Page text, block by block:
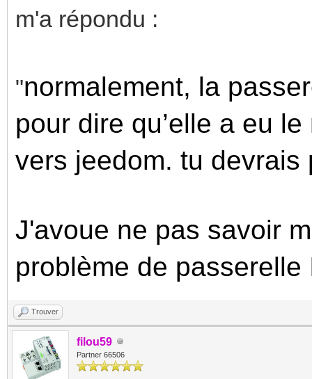
m'a répondu :
"normalement, la
pour dire qu’elle a eu
vers jeedom. tu
J'avoue ne pas savoir
problème de passerelle
Trouver
filou59
Partner 66506